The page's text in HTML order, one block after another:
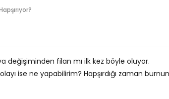
değişiminden filan mı ilk kez böyle oluyor.
ise ne yapabilirim? Hapşırdığı zaman